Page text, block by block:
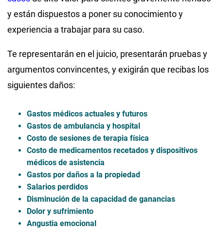
y están dispuestos a poner su conocimiento y
experiencia a trabajar para su caso.
Te representarán en el juicio, presentarán pruebas y
argumentos convincentes, y exigirán que recibas los
siguientes daños:
Gastos médicos actuales y futuros
Gastos de ambulancia y hospital
Costo de sesiones de terapia física
Costo de medicamentos recetados y dispositivos
médicos de asistencia
Gastos por daños a la propiedad
Salarios perdidos
Disminución de la capacidad de ganancias
Dolor y sufrimiento
Angustia emocional